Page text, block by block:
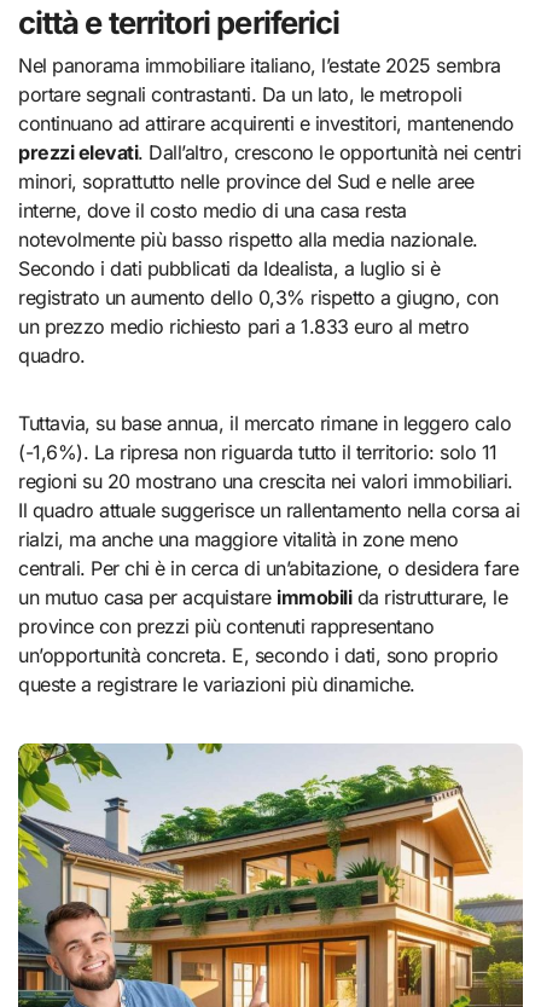
città e territori periferici
Nel panorama immobiliare italiano, l’estate 2025 sembra
portare segnali contrastanti. Da un lato, le metropoli
continuano ad attirare acquirenti e investitori, mantenendo
prezzi elevati. Dall’altro, crescono le opportunità nei centri
minori, soprattutto nelle province del Sud e nelle aree
interne, dove il costo medio di una casa resta
notevolmente più basso rispetto alla media nazionale.
Secondo i dati pubblicati da Idealista, a luglio si è
registrato un aumento dello 0,3% rispetto a giugno, con
un prezzo medio richiesto pari a 1.833 euro al metro
quadro.
Tuttavia, su base annua, il mercato rimane in leggero calo
(-1,6%). La ripresa non riguarda tutto il territorio: solo 11
regioni su 20 mostrano una crescita nei valori immobiliari.
Il quadro attuale suggerisce un rallentamento nella corsa ai
rialzi, ma anche una maggiore vitalità in zone meno
centrali. Per chi è in cerca di un’abitazione, o desidera fare
un mutuo casa per acquistare immobilida ristrutturare, le
province con prezzi più contenuti rappresentano
un’opportunità concreta. E, secondo i dati, sono proprio
queste a registrare le variazioni più dinamiche.